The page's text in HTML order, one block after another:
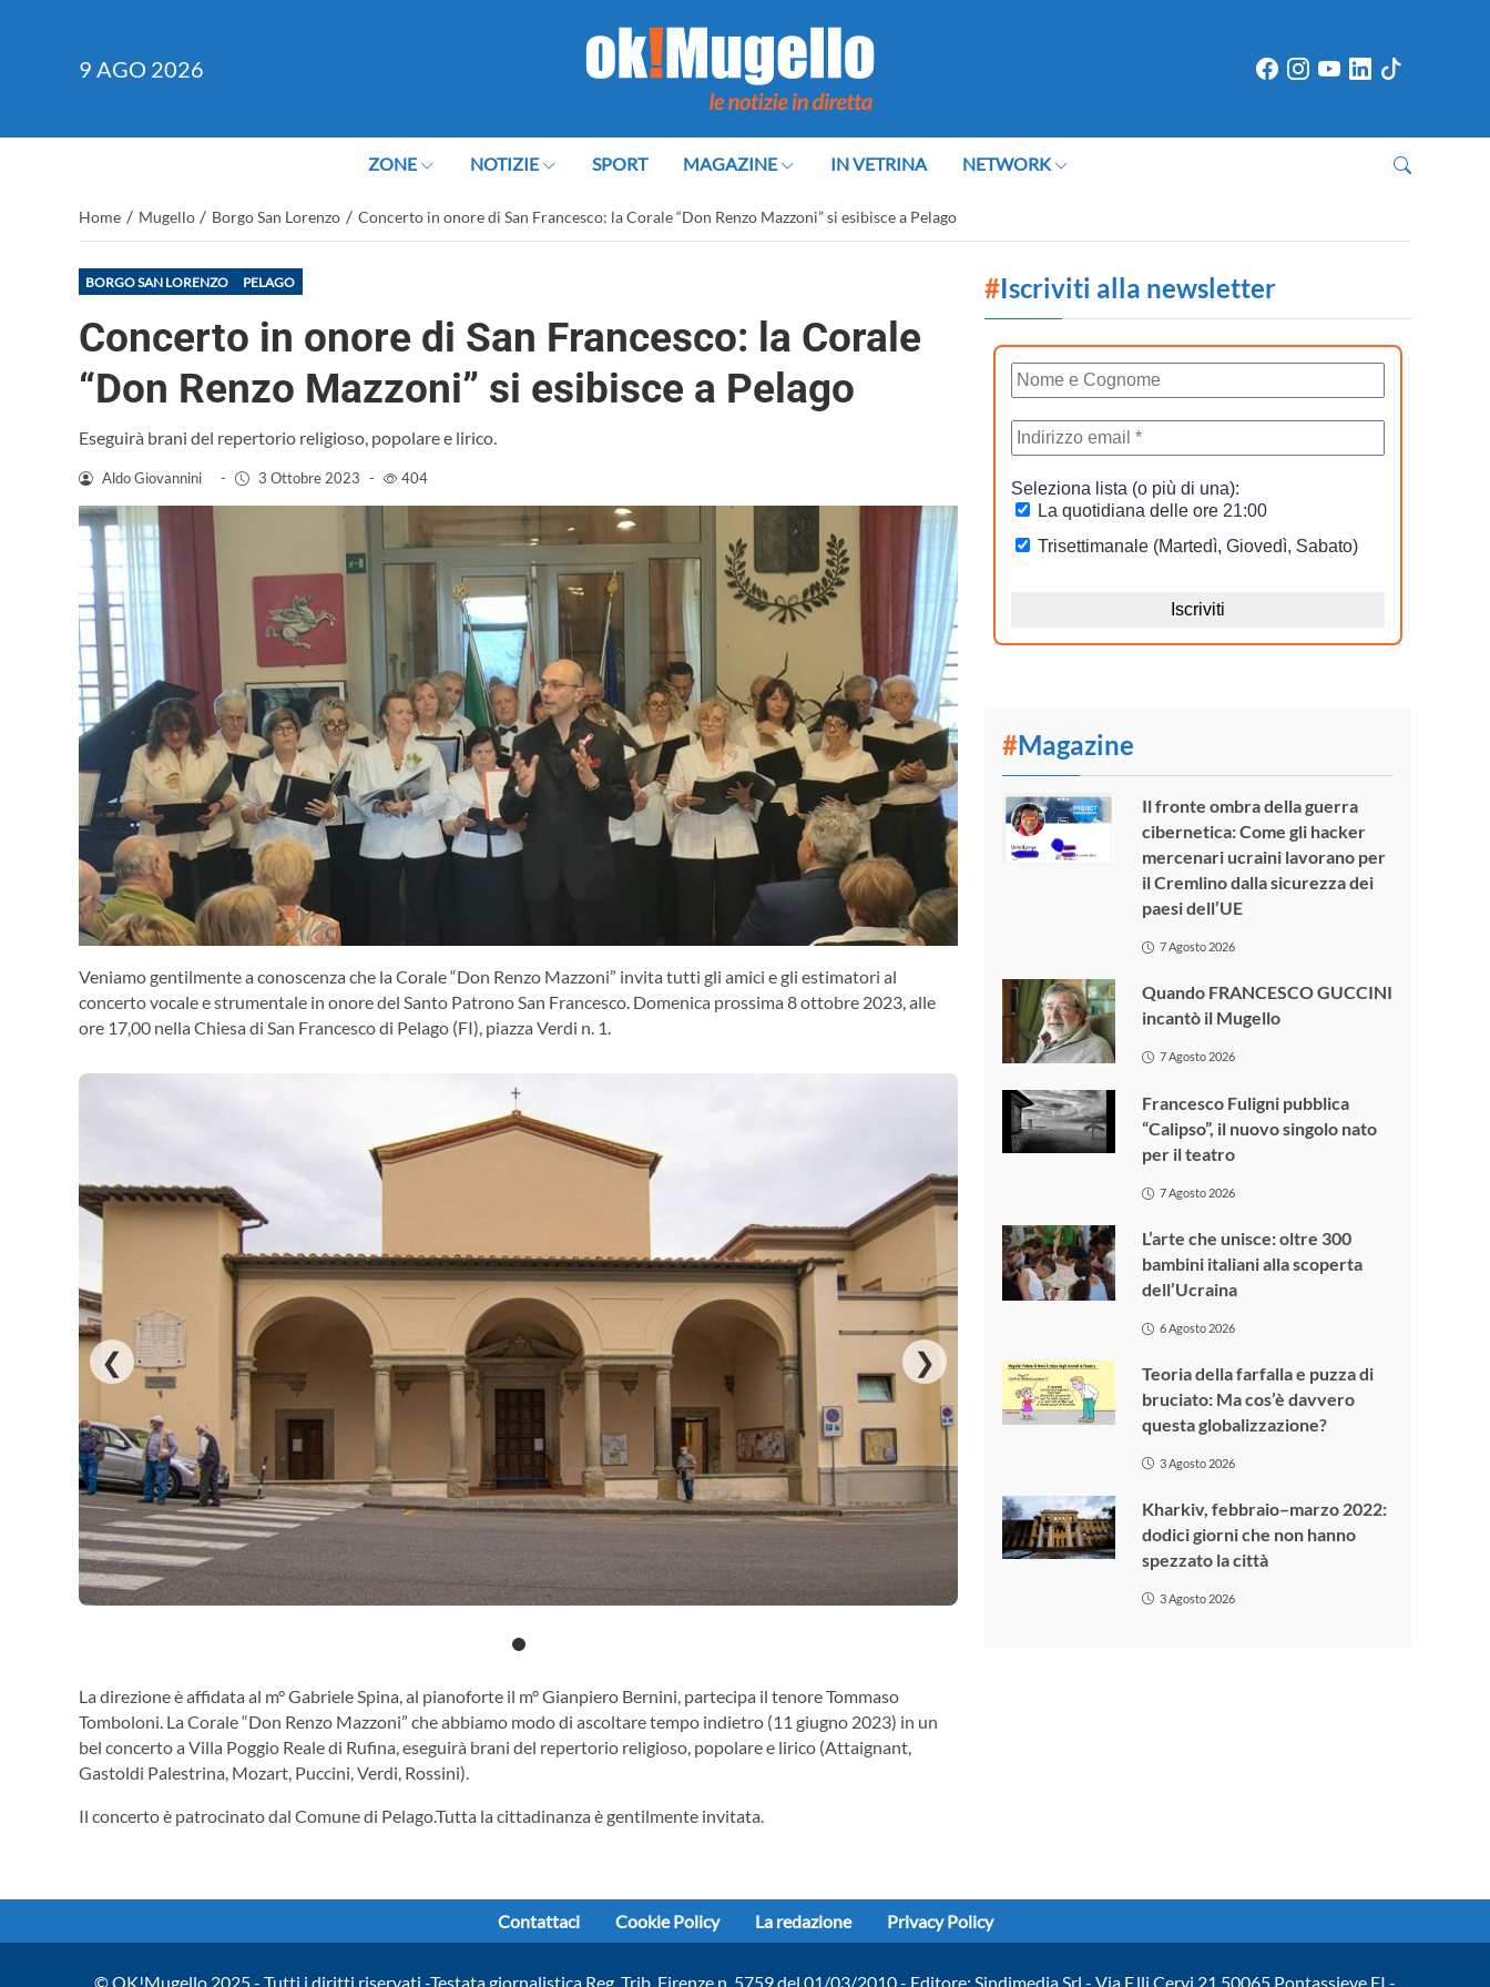
9 AGO 2026
ZONE NOTIZIE SPORT MAGAZINE IN VETRINA NETWORK
Home / Mugello / Borgo San Lorenzo / Concerto in onore di San Francesco: la Corale “Don Renzo Mazzoni” si esibisce a Pelago
BORGO SAN LORENZO PELAGO
Concerto in onore di San Francesco: la Corale
“Don Renzo Mazzoni” si esibisce a Pelago
Eseguirà brani del repertorio religioso, popolare e lirico.
Aldo Giovannini - 3 Ottobre 2023 - 404
Veniamo gentilmente a conoscenza che la Corale “Don Renzo Mazzoni” invita tutti gli amici e gli estimatori al
concerto vocale e strumentale in onore del Santo Patrono San Francesco. Domenica prossima 8 ottobre 2023, alle
ore 17,00 nella Chiesa di San Francesco di Pelago (FI), piazza Verdi n. 1.
❮ ❯
La direzione è affidata al m° Gabriele Spina, al pianoforte il m° Gianpiero Bernini, partecipa il tenore Tommaso
Tomboloni. La Corale “Don Renzo Mazzoni” che abbiamo modo di ascoltare tempo indietro (11 giugno 2023) in un
bel concerto a Villa Poggio Reale di Rufina, eseguirà brani del repertorio religioso, popolare e lirico (Attaignant,
Gastoldi Palestrina, Mozart, Puccini, Verdi, Rossini).
Il concerto è patrocinato dal Comune di Pelago.Tutta la cittadinanza è gentilmente invitata.
#Iscriviti alla newsletter
#Magazine
Il fronte ombra della guerra
cibernetica: Come gli hacker
mercenari ucraini lavorano per
il Cremlino dalla sicurezza dei
paesi dell’UE
7 Agosto 2026
Quando FRANCESCO GUCCINI
incantò il Mugello
7 Agosto 2026
Francesco Fuligni pubblica
“Calipso”, il nuovo singolo nato
per il teatro
7 Agosto 2026
L’arte che unisce: oltre 300
bambini italiani alla scoperta
dell’Ucraina
6 Agosto 2026
Teoria della farfalla e puzza di
bruciato: Ma cos’è davvero
questa globalizzazione?
3 Agosto 2026
Kharkiv, febbraio–marzo 2022:
dodici giorni che non hanno
spezzato la città
3 Agosto 2026
Contattaci Cookie Policy La redazione Privacy Policy
© OK!Mugello 2025 - Tutti i diritti riservati -Testata giornalistica Reg. Trib. Firenze n. 5759 del 01/03/2010 - Editore: Sindimedia Srl - Via F.lli Cervi 21 50065 Pontassieve FI -